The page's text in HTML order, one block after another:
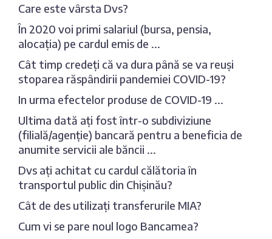
Care este vârsta Dvs?
În 2020 voi primi salariul (bursa, pensia,
alocația) pe cardul emis de ...
Cât timp credeți că va dura până se va reuși
stoparea răspândirii pandemiei COVID-19?
In urma efectelor produse de COVID-19 ...
Ultima dată ați fost într-o subdiviziune
(filială/agenție) bancară pentru a beneficia de
anumite servicii ale băncii ...
Dvs ați achitat cu cardul călătoria în
transportul public din Chișinău?
Cât de des utilizați transferurile MIA?
Cum vi se pare noul logo Bancamea?